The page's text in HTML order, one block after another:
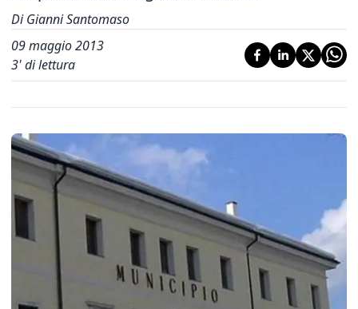
Di Gianni Santomaso
09 maggio 2013
3' di lettura